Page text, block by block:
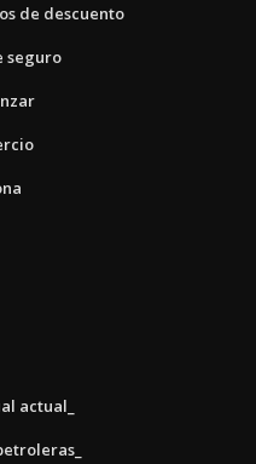
de descuento
seguro
actual_